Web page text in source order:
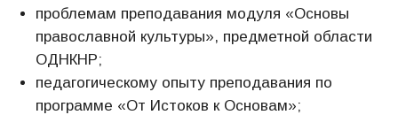
проблемам преподавания модуля «Основы
православной культуры», предметной области
ОДНКНР;
педагогическому опыту преподавания по
программе «От Истоков к Основам»;